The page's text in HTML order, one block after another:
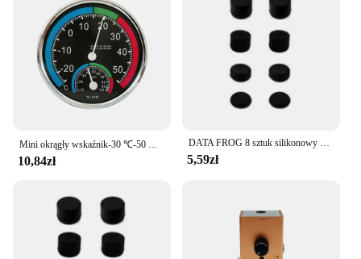
Mini okrągły wskaźnik-30 ℃-50 ℃ miernik temperatury 20%-100% higrometr analogowy termometr monitorowania miernika wilgotności dla biur wewnętrznych
10,84zł
DATA FROG 8 sztuk silikonowy analogowy joystick na kciuki do kontrolera PS4/PS5 części zamienne do uchwytu na kciuk PS4 akcesoria 2023
5,59zł